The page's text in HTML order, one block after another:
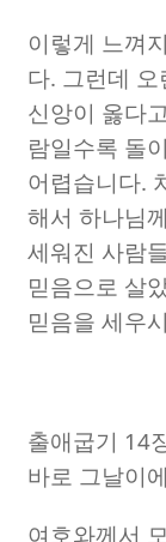
이렇게 느껴
다. 그런데
신앙이 옳다
람일수록 돌
어렵습니다.
해서 하나님
세워진 사람
믿음으로 살
믿음을 세우
출애굽기 14
바로 그날이
여호와께서